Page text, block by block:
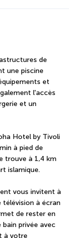
de
une piscine
et
l'accès
et un
Hotel by Tivoli
à pied de
trouve à 1,4 km
islamique.
vous invitent à
à écran
de rester en
privée avec
à votre